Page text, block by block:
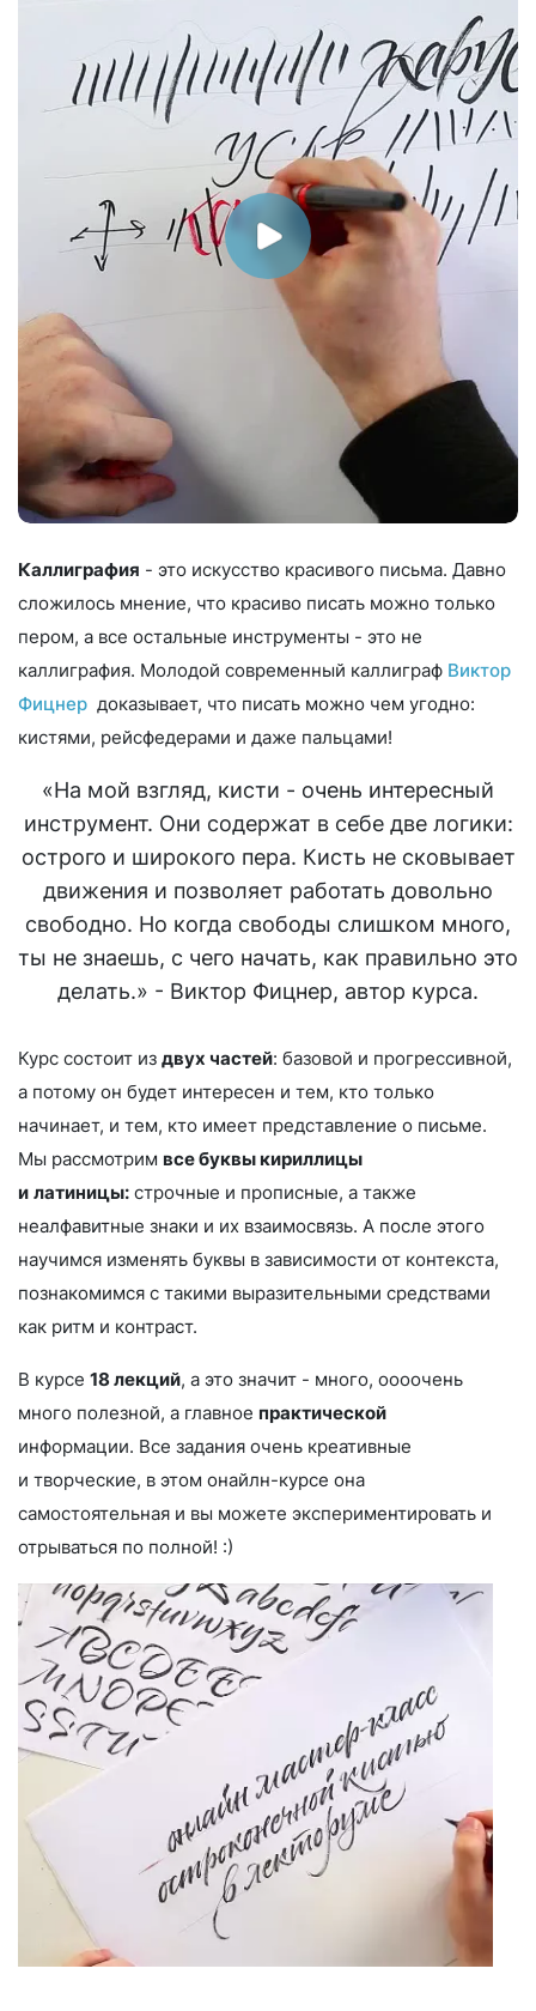
Каллиграфия - это искусство красивого письма. Давно
сложилось мнение, что красиво писать можно только
пером, а все остальные инструменты - это не
каллиграфия. Молодой современный каллиграф Виктор
Фицнер доказывает, что писать можно чем угодно:
кистями, рейсфедерами и даже пальцами!
«На мой взгляд, кисти - очень интересный
инструмент. Они содержат в себе две логики:
острого и широкого пера. Кисть не сковывает
движения и позволяет работать довольно
свободно. Но когда свободы слишком много,
ты не знаешь, с чего начать, как правильно это
делать.» - Виктор Фицнер, автор курса.
Курс состоит из двух частей: базовой и прогрессивной,
а потому он будет интересен и тем, кто только
начинает, и тем, кто имеет представление о письме.
Мы рассмотрим все буквы кириллицы
и латиницы: строчные и прописные, а также
неалфавитные знаки и их взаимосвязь. А после этого
научимся изменять буквы в зависимости от контекста,
познакомимся с такими выразительными средствами
как ритм и контраст.
В курсе 18 лекций, а это значит - много, оооочень
много полезной, а главное практической
информации. Все задания очень креативные
и творческие, в этом онайлн-курсе она
самостоятельная и вы можете экспериментировать и
отрываться по полной! :)